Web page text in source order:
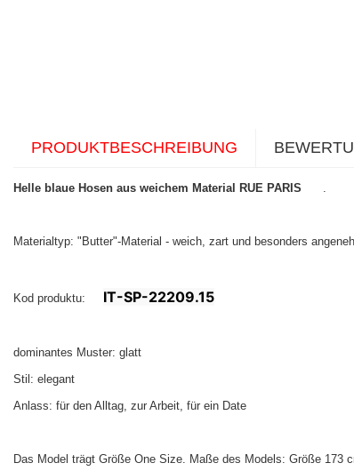
PRODUKTBESCHREIBUNG
Helle blaue Hosen aus weichem Material RUE PARIS .
Materialtyp: "Butter"-Material - weich, zart und besonders
Kod produktu: IT-SP-22209.15
dominantes Muster: glatt
Stil: elegant
Anlass: für den Alltag, zur Arbeit, für ein Date
Das Model trägt Größe One Size. Maße des Models: Größe 173